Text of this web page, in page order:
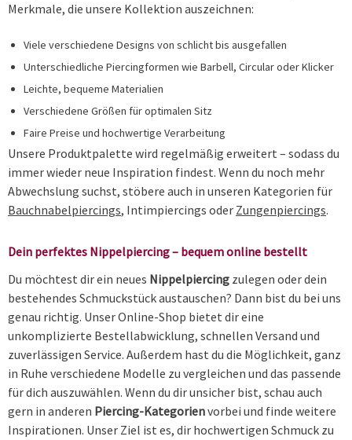
Merkmale, die unsere Kollektion auszeichnen:
Viele verschiedene Designs von schlicht bis ausgefallen
Unterschiedliche Piercingformen wie Barbell, Circular oder Klicker
Leichte, bequeme Materialien
Verschiedene Größen für optimalen Sitz
Faire Preise und hochwertige Verarbeitung
Unsere Produktpalette wird regelmäßig erweitert – sodass du
immer wieder neue Inspiration findest. Wenn du noch mehr
Abwechslung suchst, stöbere auch in unseren Kategorien für
Bauchnabelpiercings, Intimpiercings oder Zungenpiercings.
Dein perfektes Nippelpiercing – bequem online bestellt
Du möchtest dir ein neues Nippelpiercing zulegen oder dein
bestehendes Schmuckstück austauschen? Dann bist du bei uns
genau richtig. Unser Online-Shop bietet dir eine
unkomplizierte Bestellabwicklung, schnellen Versand und
zuverlässigen Service. Außerdem hast du die Möglichkeit, ganz
in Ruhe verschiedene Modelle zu vergleichen und das passende
für dich auszuwählen. Wenn du dir unsicher bist, schau auch
gern in anderen Piercing-Kategorienvorbei und finde weitere
Inspirationen. Unser Ziel ist es, dir hochwertigen Schmuck zu